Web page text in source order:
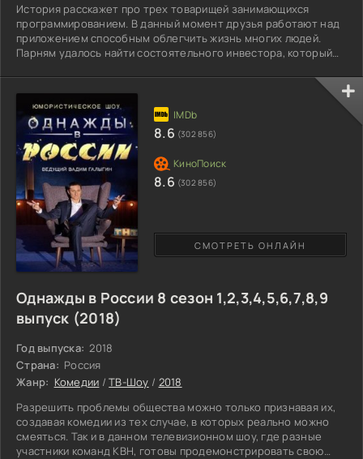
История расскажет про трех товарищей занимающихся
программированием. В данный момент друзья работают над
приложением способным облегчить жизнь многих людей.
Парням удалось найти состоятельного инвестора, который
портит молодой возраст героев. Никита, Артемий и Денис
попали под взор военкомата, который как раз собирает
призывников. Работа не может ждать, поэтому приходится
отправиться в деревню «Жуки», на альтернативную службу.
Тут
Однажды в России 8 сезон 1,2,3,4,5,6,7,8,9
выпуск (2018)
Год выпуска: 2018
Страна: Россия
Жанр: Комедии /ТВ-Шоу / 2018
Разрешить проблемы общества можно только признавая их,
создавая комедии из тех случае, в которых реально можно
смеяться. Так и в данном телевизионном шоу, где разные
участники команд КВН, готовы продемонстрировать свою
СМОТРЕТЬ ОНЛАЙН
8.6 (302 856)
8.6 (302 856)